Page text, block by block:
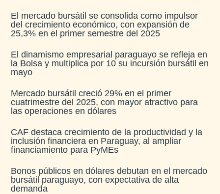
El mercado bursátil se consolida como impulsor
del crecimiento económico, con expansión de
25,3% en el primer semestre del 2025
El dinamismo empresarial paraguayo se refleja en
la Bolsa y multiplica por 10 su incursión bursátil en
mayo
Mercado bursátil creció 29% en el primer
cuatrimestre del 2025, con mayor atractivo para
las operaciones en dólares
CAF destaca crecimiento de la productividad y la
inclusión financiera en Paraguay, al ampliar
financiamiento para PyMEs
Bonos públicos en dólares debutan en el mercado
bursátil paraguayo, con expectativa de alta
demanda